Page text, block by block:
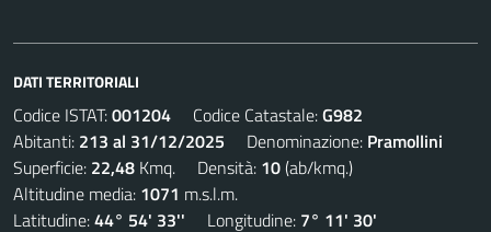
DATI TERRITORIALI
Codice ISTAT:001204 Codice Catastale:G982
Abitanti: 213 al 31/12/2025 Denominazione: Pramollini
Superficie: 22,48 Kmq. Densità: 10(ab/kmq.)
Altitudine media: 1071 m.s.l.m.
Latitudine:44° 54' 33'' Longitudine: 7° 11' 30'